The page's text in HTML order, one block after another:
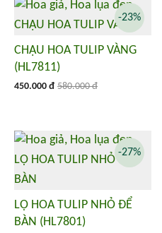
CHẬU HOA TULIP VÀNG
(HL7811)
450.000 đ 580.000 đ
-23%
LỌ HOA TULIP NHỎ ĐỂ
BÀN (HL7801)
-27%